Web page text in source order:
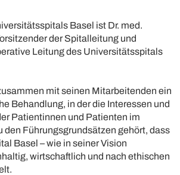
Basel ist Dr. med.
der Spitalleitung und
Leitung des Universitätsspitals
mit seinen Mitarbeitenden ein
Behandlung, in der die Interessen und
Patientinnen und Patienten im
den Führungsgrundsätzen gehört, dass
Basel – wie in seiner Vision
wirtschaftlich und nach ethischen